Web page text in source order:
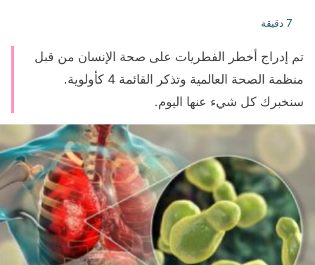
7 دقيقة
تم إدراج أخطر الفطريات على صحة الإنسان من قبل
منظمة الصحة العالمية وتذكر القائمة 4 كأولوية.
سنخبرك كل شيء عنها اليوم.